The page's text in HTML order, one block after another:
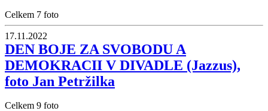
Celkem 7 foto
17.11.2022
DEN BOJE ZA SVOBODU A
DEMOKRACII V DIVADLE (Jazzus),
foto Jan Petržilka
Celkem 9 foto